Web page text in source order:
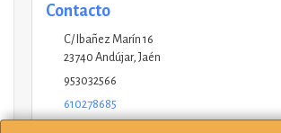
Contacto
C/ Ibañez Marín 16
23740 Andújar, Jaén
953032566
610278685